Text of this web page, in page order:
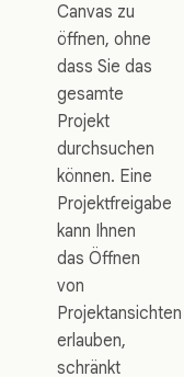
Canvas zu
öffnen, ohne
dass Sie das
gesamte
Projekt
durchsuchen
können. Eine
Projektfreigabe
kann Ihnen
das Öffnen
von
Projektansichten
erlauben,
schränkt